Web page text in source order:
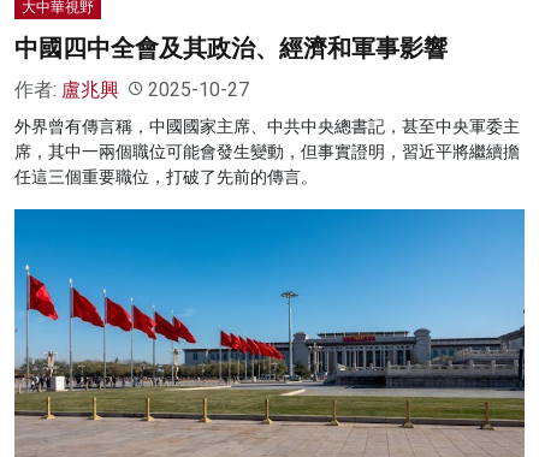
大中華視野
中國四中全會及其政治、經濟和軍事影響
作者: 盧兆興 2025-10-27
外界曾有傳言稱，中國國家主席、中共中央總書記，甚至中央軍委主
席，其中一兩個職位可能會發生變動，但事實證明，習近平將繼續擔
任這三個重要職位，打破了先前的傳言。